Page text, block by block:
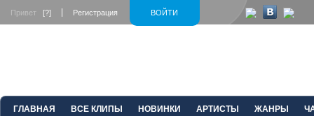
ВОЙТИ
Привет [?] Регистрация
ГЛАВНАЯ ВСЕ КЛИПЫ НОВИНКИ АРТИСТЫ ЖАНРЫ